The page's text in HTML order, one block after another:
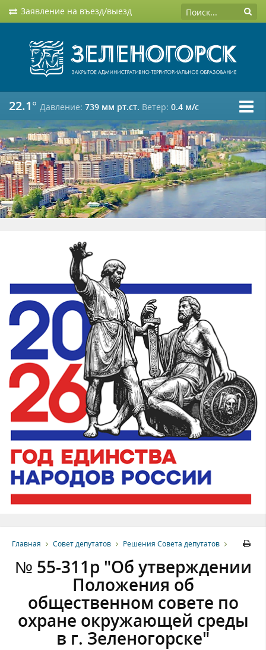
Заявление на въезд/выезд
22.1° Давление: 739 мм рт.ст. Ветер: 0.4 м/c
Главная Совет депутатов Решения Совета депутатов
№ 55-311р "Об утверждении
Положения об
общественном совете по
охране окружающей среды
в г. Зеленогорске"